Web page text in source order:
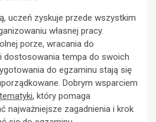
uczeń zyskuje przede wszystkim
własnej pracy.
porze, wracania do
dostosowania tempa do swoich
do egzaminu stają się
Dobrym wsparciem
, który pomaga
najważniejsze zagadnienia i krok